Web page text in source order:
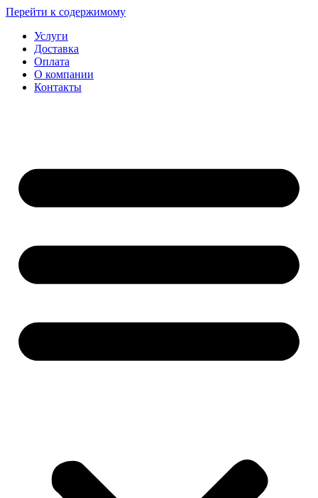
Перейти к содержимому
Услуги
Доставка
Оплата
О компании
Контакты